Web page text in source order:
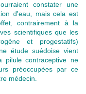
constater une
d'eau, mais cela est
contrairement à la
scientifiques que les
et progestatifs)
étude suédoise vient
pilule contraceptive ne
préoccupées par ce
médecin.